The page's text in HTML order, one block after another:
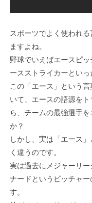
スポーツでよく使われ
ますよね。
野球でいえばエースピ
ースストライカーといっ
この「エース」という
いて、エースの語源を
ら、チームの最強選手
か？
しかし、実は「エース
く違うのです。
実は過去にメジャーリ
ナードというピッチャ
す。